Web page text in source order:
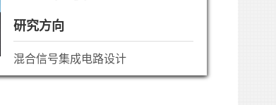
研究方向
混合信号集成电路设计